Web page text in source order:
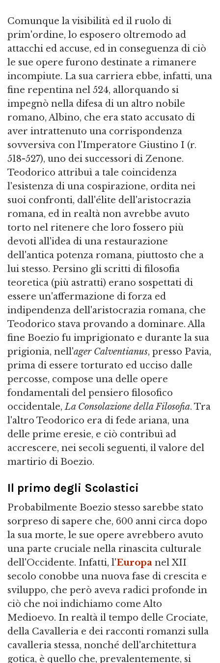
Comunque la visibilità ed il ruolo di
prim'ordine, lo esposero oltremodo ad
attacchi ed accuse, ed in conseguenza di ciò
le sue opere furono destinate a rimanere
incompiute. La sua carriera ebbe, infatti, una
fine repentina nel 524, allorquando si
impegnò nella difesa di un altro nobile
romano, Albino, che era stato accusato di
aver intrattenuto una corrispondenza
sovversiva con l'Imperatore Giustino I (r.
518-527), uno dei successori di Zenone.
Teodorico attribuì a tale coincidenza
l'esistenza di una cospirazione, ordita nei
suoi confronti, dall'élite dell'aristocrazia
romana, ed in realtà non avrebbe avuto
torto nel ritenere che loro fossero più
devoti all'idea di una restaurazione
dell'antica potenza romana, piuttosto che a
lui stesso. Persino gli scritti di filosofia
teoretica (più astratti) erano sospettati di
essere un'affermazione di forza ed
indipendenza dell'aristocrazia romana, che
Teodorico stava provando a dominare. Alla
fine Boezio fu imprigionato e durante la sua
prigionia, nell'ager Calventianus, presso Pavia,
prima di essere torturato ed ucciso dalle
percosse, compose una delle opere
fondamentali del pensiero filosofico
occidentale,La Consolazione della Filosofia. Tra
l'altro Teodorico era di fede ariana, una
delle prime eresie, e ciò contribuì ad
accrescere, nei secoli seguenti, il valore del
martirio di Boezio.
Il primo degli Scolastici
Probabilmente Boezio stesso sarebbe stato
sorpreso di sapere che, 600 anni circa dopo
la sua morte, le sue opere avrebbero avuto
una parte cruciale nella rinascita culturale
dell'Occidente. Infatti, l'Europa nel XII
secolo conobbe una nuova fase di crescita e
sviluppo, che però aveva radici profonde in
ciò che noi indichiamo come Alto
Medioevo. In realtà il tempo delle Crociate,
della Cavalleria e dei racconti romanzi sulla
cavalleria stessa, nonché dell'architettura
gotica, è quello che, prevalentemente, si